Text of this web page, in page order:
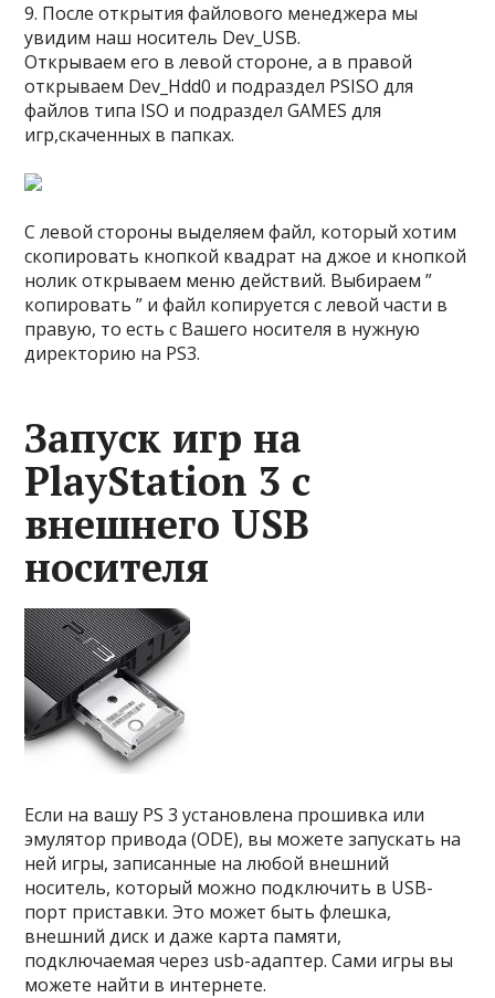
9. После открытия файлового менеджера мы
увидим наш носитель Dev_USB.
Открываем его в левой стороне, а в правой
открываем Dev_Hdd0 и подраздел PSISO для
файлов типа ISO и подраздел GAMES для
игр,скаченных в папках.
С левой стороны выделяем файл, который хотим
скопировать кнопкой квадрат на джое и кнопкой
нолик открываем меню действий. Выбираем ”
копировать ” и файл копируется с левой части в
правую, то есть с Вашего носителя в нужную
директорию на PS3.
Запуск игр на
PlayStation 3 с
внешнего USB
носителя
Если на вашу PS 3 установлена прошивка или
эмулятор привода (ODE), вы можете запускать на
ней игры, записанные на любой внешний
носитель, который можно подключить в USB-
порт приставки. Это может быть флешка,
внешний диск и даже карта памяти,
подключаемая через usb-адаптер. Сами игры вы
можете найти в интернете.